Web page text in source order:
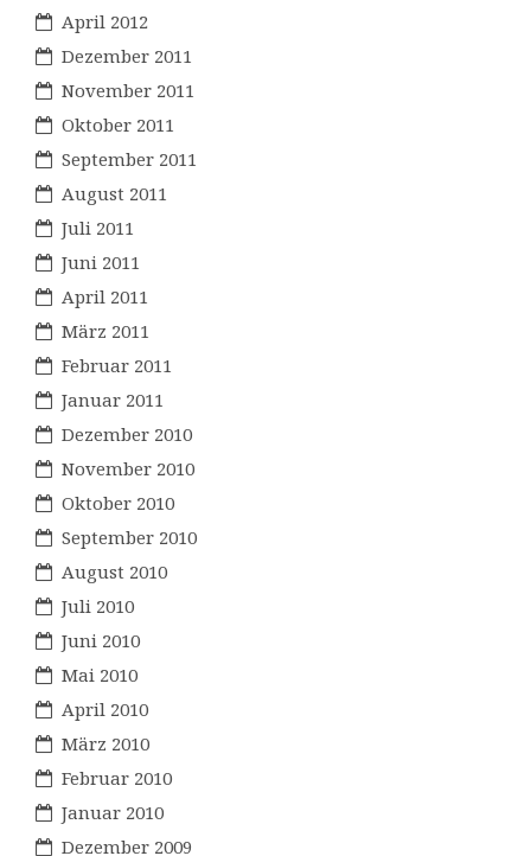
April 2012
Dezember 2011
November 2011
Oktober 2011
September 2011
August 2011
Juli 2011
Juni 2011
April 2011
März 2011
Februar 2011
Januar 2011
Dezember 2010
November 2010
Oktober 2010
September 2010
August 2010
Juli 2010
Juni 2010
Mai 2010
April 2010
März 2010
Februar 2010
Januar 2010
Dezember 2009